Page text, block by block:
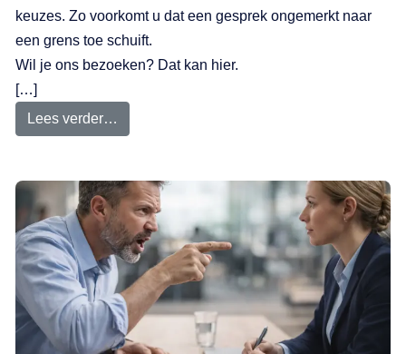
keuzes. Zo voorkomt u dat een gesprek ongemerkt naar
een grens toe schuift.
Wil je ons bezoeken? Dat kan hier.
[…]
Lees verder…